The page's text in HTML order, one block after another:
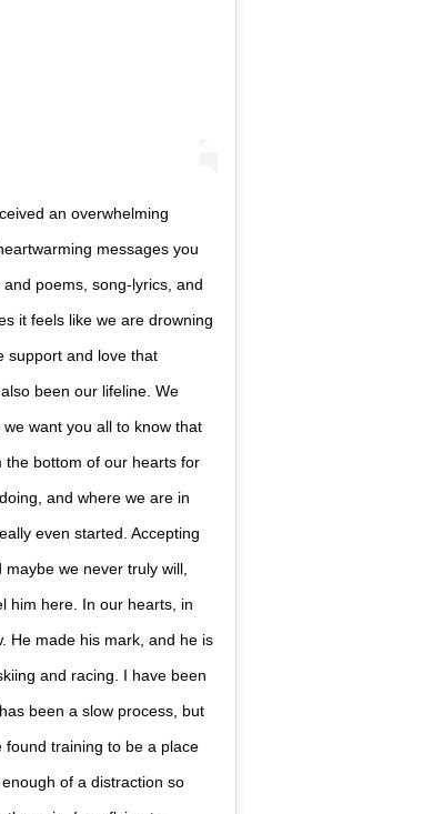
an overwhelming
messages you
poems, song-lyrics, and
it feels like we are drowning
support and love that
been our lifeline. We
want you all to know that
the bottom of our hearts for
and where we are in
even started. Accepting
we never truly will,
him here. In our hearts, in
He made his mark, and he is
and racing. I have been
been a slow process, but
found training to be a place
of a distraction so